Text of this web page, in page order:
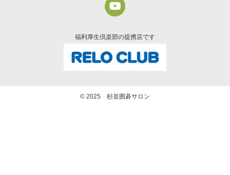
福利厚生倶楽部の提携店です
© 2025 杉並囲碁サロン